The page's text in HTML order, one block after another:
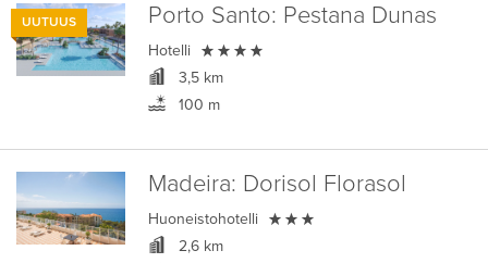
UUTUUS Porto Santo: Pestana Dunas
Hotelli 
3,5 km
100 m
Madeira: Dorisol Florasol
Huoneistohotelli 
2,6 km